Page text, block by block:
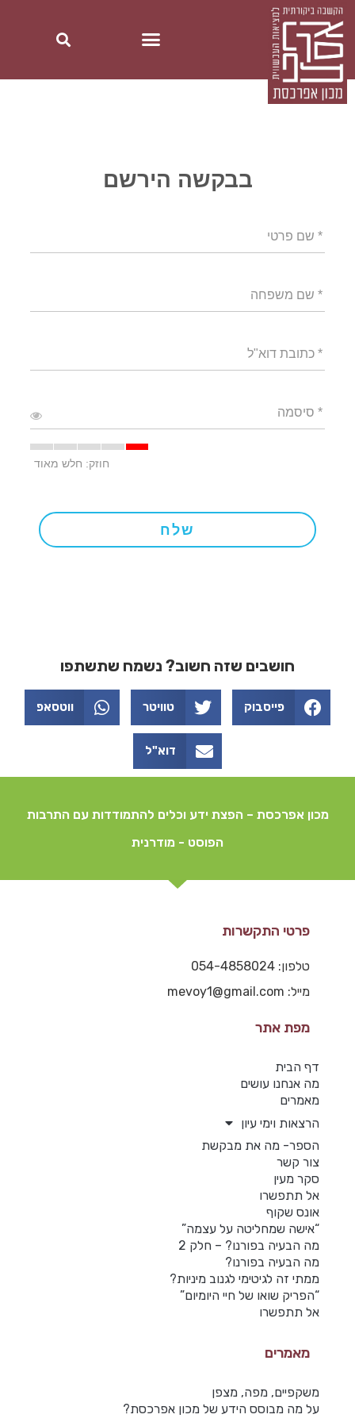
בבקשה הירשם
* שם פרטי
* שם משפחה
* כתובת דוא"ל
* סיסמה
חוזק: חלש מאוד
שלח
חושבים שזה חשוב? נשמח שתשתפו
פייסבוק טוויטר ווטסאפ
דוא"ל
מכון אפרכסת – הפצת ידע וכלים להתמודדות עם התרבות
הפוסט - מודרנית
פרטי התקשרות
טלפון: 054-4858024
מייל: mevoy1@gmail.com
מפת אתר
דף הבית
מה אנחנו עושים
מאמרים
הרצאות וימי עיון
הספר- מה את מבקשת
צור קשר
סקר מעין
אל תתפשרו
אונס שקוף
“אישה שמחליטה על עצמה”
מה הבעיה בפורנו? – חלק 2
מה הבעיה בפורנו?
ממתי זה לגיטימי לגנוב מיניות?
“הפריק שואו של חיי היומיום”
אל תתפשרו
מאמרים
משקפיים, מפה, מצפן
על מה מבוסס הידע של מכון אפרכסת?